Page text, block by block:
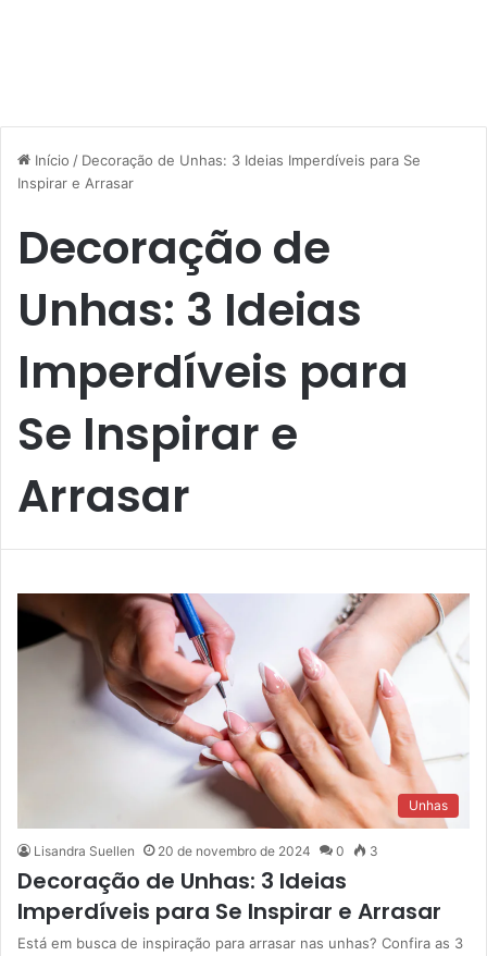
Início / Decoração de Unhas: 3 Ideias Imperdíveis para Se
Inspirar e Arrasar
Decoração de
Unhas: 3 Ideias
Imperdíveis para
Se Inspirar e
Arrasar
Unhas
Lisandra Suellen 20 de novembro de 2024 0 3
Decoração de Unhas: 3 Ideias
Imperdíveis para Se Inspirar e Arrasar
Está em busca de inspiração para arrasar nas unhas? Confira as 3